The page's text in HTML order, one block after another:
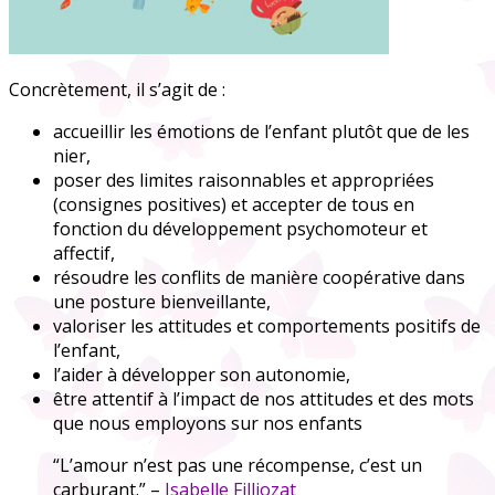
Concrètement, il s’agit de :
accueillir les émotions de l’enfant plutôt que de les
nier,
poser des limites raisonnables et appropriées
(consignes positives) et accepter de tous en
fonction du développement psychomoteur et
affectif,
résoudre les conflits de manière coopérative dans
une posture bienveillante,
valoriser les attitudes et comportements positifs de
l’enfant,
l’aider à développer son autonomie,
être attentif à l’impact de nos attitudes et des mots
que nous employons sur nos enfants
“L’amour n’est pas une récompense, c’est un
carburant.” – Isabelle Filliozat